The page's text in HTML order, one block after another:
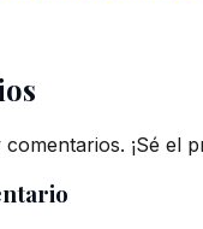
¡Sé el